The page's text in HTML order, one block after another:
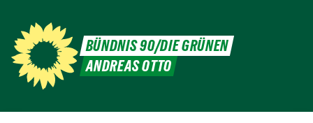
BÜNDNIS 90/DIE GRÜNEN
ANDREAS OTTO